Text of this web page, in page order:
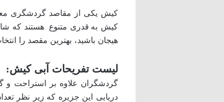
کیش یکی از مقاصد گردشگری
کیش به قدری متنوع هستند که
هیجان باشید، بهترین مقصد را
لیست تفریحات آبی کیش:
گردشگران علاوه بر استراحت و
دریایی این جزیره که زیر نظر